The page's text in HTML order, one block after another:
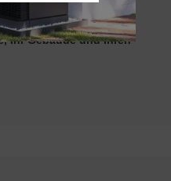
Ihr Gebäude und Ihren